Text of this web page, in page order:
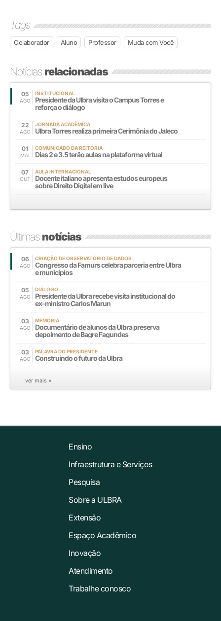
Tags
Colaborador Aluno Professor Muda com Você
Notíciasrelacionadas
05
AGO
INSTITUCIONAL
Presidente da Ulbra visita o Campus Torres e
reforça o diálogo
22
AGO
JORNADA ACADÊMICA
Ulbra Torres realiza primeira Cerimônia do Jaleco
01
MAI
COMUNICADO DA REITORIA
Dias 2 e 3.5 terão aulas na plataforma virtual
07
OUT
AULA INTERNACIONAL
Docente italiano apresenta estudos europeus
sobre Direito Digital em live
Últimasnotícias
06
AGO
CRIAÇÃO DE OBSERVATÓRIO DE DADOS
Congresso da Famurs celebra parceria entre Ulbra
e municípios
05
AGO
DIÁLOGO
Presidente da Ulbra recebe visita institucional do
ex-ministro Carlos Marun
03
AGO
MEMÓRIA
Documentário de alunos da Ulbra preserva
depoimento de Bagre Fagundes
03
AGO
PALAVRA DO PRESIDENTE
Construindo o futuro da Ulbra
ver mais »
Ensino
Infraestrutura e Serviços
Pesquisa
Sobre a ULBRA
Extensão
Espaço Acadêmico
Inovação
Atendimento
Trabalhe conosco